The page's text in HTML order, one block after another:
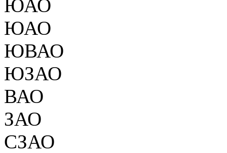
ЮАО
ЮАО
ЮВАО
ЮЗАО
ВАО
ЗАО
СЗАО